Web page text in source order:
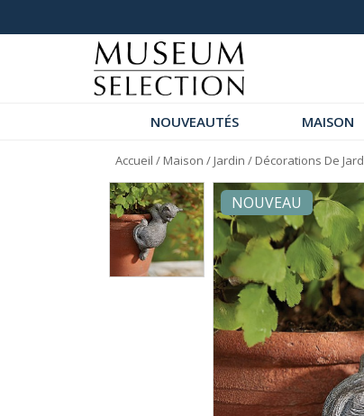
NOUVEAUTÉS MAISON
Accueil / Maison / Jardin / Décorations De
NOUVEAU